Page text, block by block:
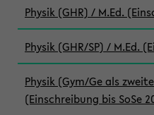
Physik (GHR) / M.Ed.
Physik (GHR/SP) / M.Ed.
Physik (Gym/Ge als
(Einschreibung bis SoSe